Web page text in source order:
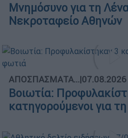
Μνημόσυνο για τη
Νεκροταφείο Αθηνών
ΑΠΟΣΠΑΣΜΑΤΑ...|
Βοιωτία:
κατηγορούμενοι για